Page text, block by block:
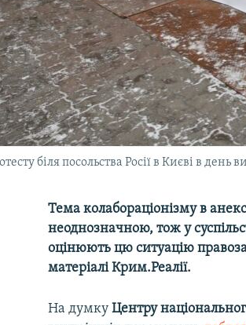
біля посольства Росії в Києві в
Тема колабораціонізму в
неоднозначною, тож у
оцінюють цю ситуацію
матеріалі Крим.Реалії.
На думкуЦентру